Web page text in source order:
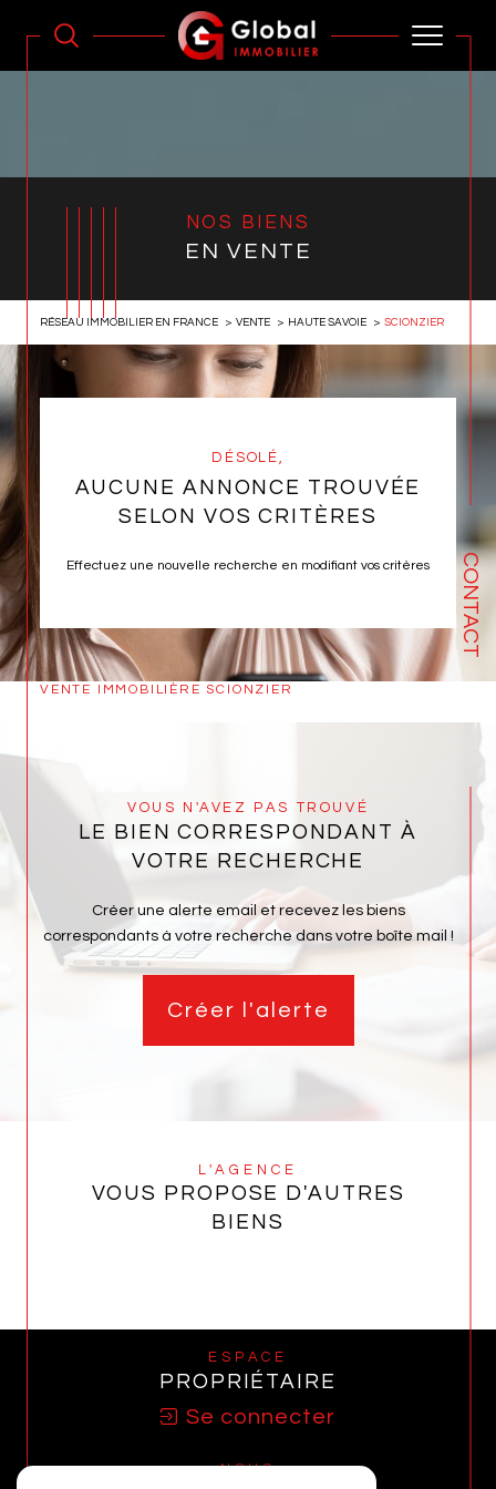
CONTACT
NOS BIENS
EN VENTE
RÉSEAU IMMOBILIER EN FRANCE VENTE HAUTE SAVOIE SCIONZIER
DÉSOLÉ,
AUCUNE ANNONCE TROUVÉE
SELON VOS CRITÈRES
Effectuez une nouvelle recherche en modifiant vos critères
VENTE IMMOBILIÈRE SCIONZIER
VOUS N'AVEZ PAS TROUVÉ
LE BIEN CORRESPONDANT À
VOTRE RECHERCHE
Créer une alerte email et recevez les biens
correspondants à votre recherche dans votre boîte mail !
Créer l'alerte
L'AGENCE
VOUS PROPOSE D'AUTRES
BIENS
ESPACE
PROPRIÉTAIRE
Se connecter
NOUS